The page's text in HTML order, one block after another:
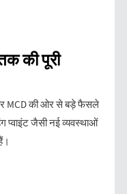
की पूरी
MCD की ओर से बड़े फैसले
प्वाइंट जैसी नई व्यवस्थाओं